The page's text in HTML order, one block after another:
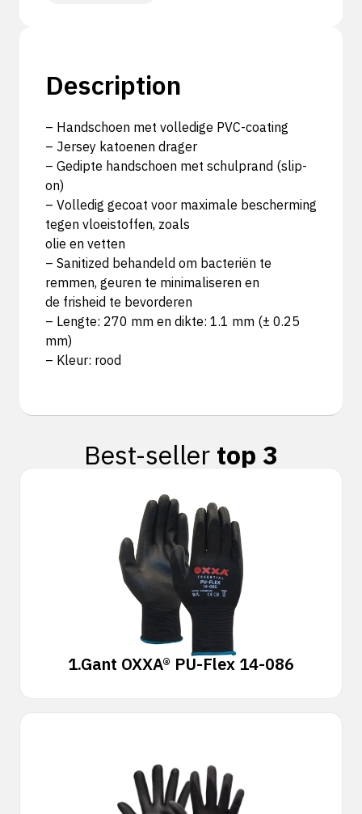
Description
– Handschoen met volledige PVC-coating
– Jersey katoenen drager
– Gedipte handschoen met schulprand (slip-
on)
– Volledig gecoat voor maximale bescherming
tegen vloeistoffen, zoals
olie en vetten
– Sanitized behandeld om bacteriën te
remmen, geuren te minimaliseren en
de frisheid te bevorderen
– Lengte: 270 mm en dikte: 1.1 mm (± 0.25
mm)
– Kleur: rood
Best-seller top 3
1.Gant OXXA® PU-Flex 14-086